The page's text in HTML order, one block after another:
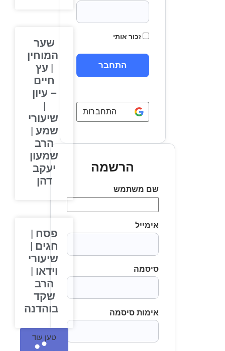
זכור אותי
התחברות באמצעות Google
הרשמה
שם משתמש
אימייל
סיסמה
אימות סיסמה
שער
המוחין
| עץ
חיים
– עיון
שיעורי
שמע |
הרב
שמעון
יעקב
דהן
פסח |
חגים |
שיעורי
וידאו |
הרב
שקד
בוהדנה
טען עוד